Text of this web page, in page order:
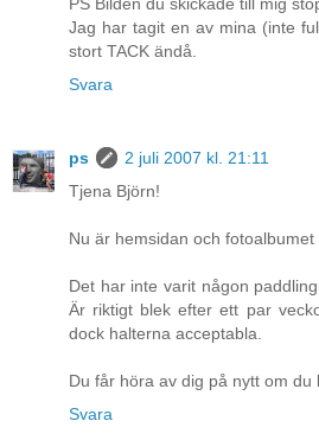
Jag har tagit en av mina (inte
stort TACK ändå.
Svara
ps
2 juli 2007 kl. 21:11
Tjena Björn!
Nu är hemsidan och fotoalbumet
Det har inte varit någon
Är riktigt blek efter ett par
dock halterna acceptabla.
Du får höra av dig på nytt om du
Svara